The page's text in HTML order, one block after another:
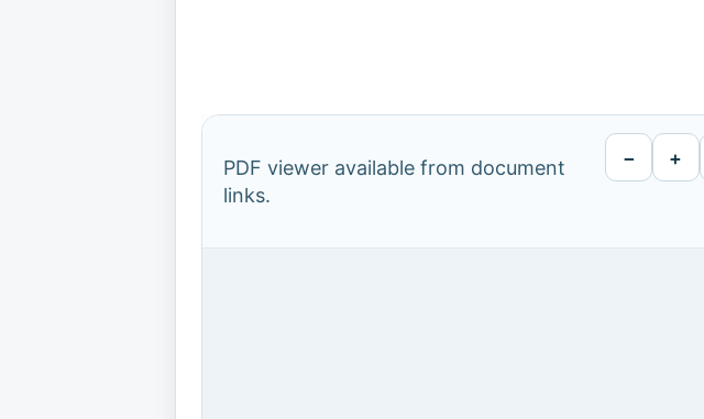
PDF viewer available from document
links.
− +